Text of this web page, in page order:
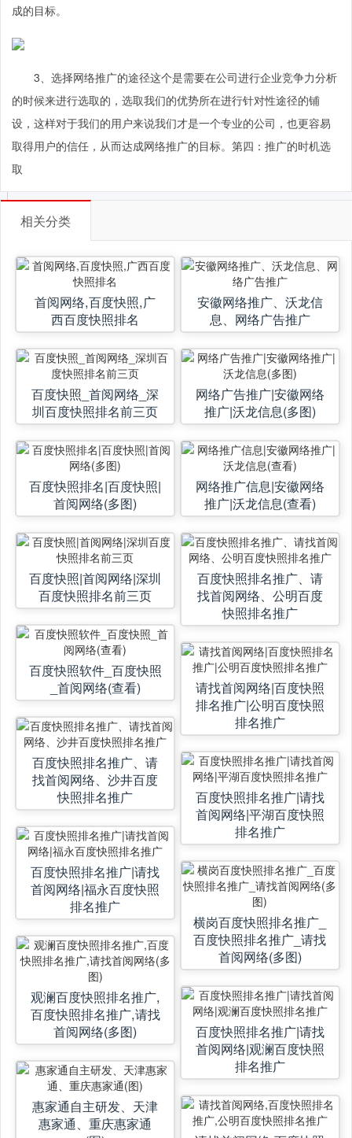
成的目标。
3、选择网络推广的途径这个是需要在公司进行企业竞争力分析
的时候来进行选取的，选取我们的优势所在进行针对性途径的铺
设，这样对于我们的用户来说我们才是一个专业的公司，也更容易
取得用户的信任，从而达成网络推广的目标。第四：推广的时机选
取
相关分类
首阅网络,百度快照,广
西百度快照排名
百度快照_首阅网络_深
圳百度快照排名前三页
百度快照排名|百度快照|
首阅网络(多图)
百度快照|首阅网络|深圳
百度快照排名前三页
百度快照软件_百度快照
_首阅网络(查看)
百度快照排名推广、请
找首阅网络、沙井百度
快照排名推广
百度快照排名推广|请找
首阅网络|福永百度快照
排名推广
观澜百度快照排名推广,
百度快照排名推广,请找
首阅网络(多图)
惠家通自主研发、天津
惠家通、重庆惠家通
安徽网络推广、沃龙信
息、网络广告推广
网络广告推广|安徽网络
推广|沃龙信息(多图)
网络推广信息|安徽网络
推广|沃龙信息(查看)
百度快照排名推广、请
找首阅网络、公明百度
快照排名推广
请找首阅网络|百度快照
排名推广|公明百度快照
排名推广
百度快照排名推广|请找
首阅网络|平湖百度快照
排名推广
横岗百度快照排名推广_
百度快照排名推广_请找
首阅网络(多图)
百度快照排名推广|请找
首阅网络|观澜百度快照
排名推广